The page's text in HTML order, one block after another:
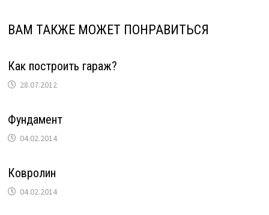
ВАМ ТАКЖЕ МОЖЕТ ПОНРАВИТЬСЯ
Как построить гараж?
28.07.2012
Фундамент
04.02.2014
Ковролин
04.02.2014